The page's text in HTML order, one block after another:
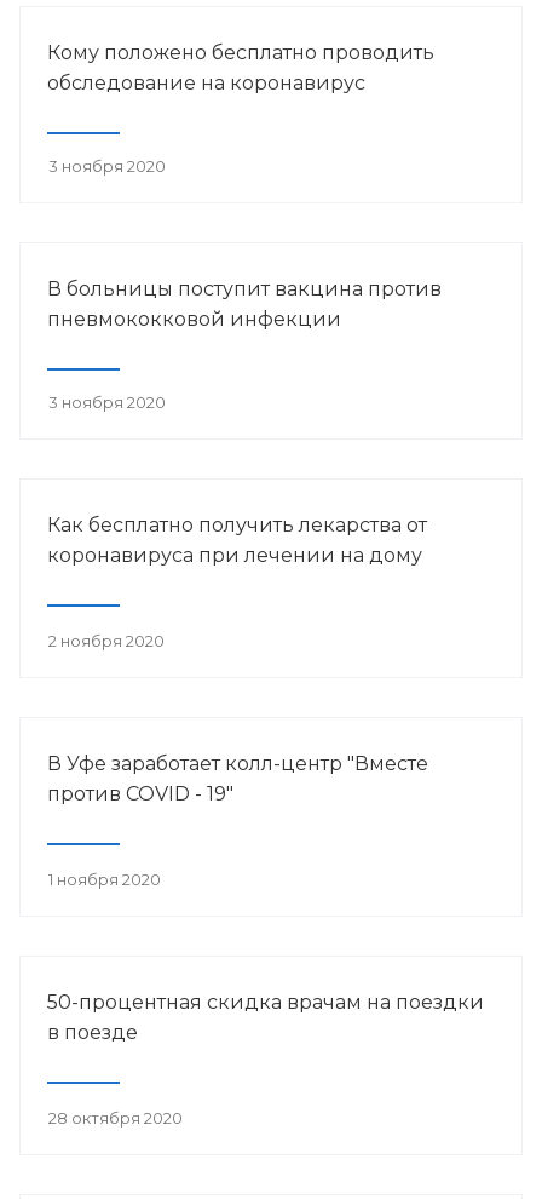
Кому положено бесплатно проводить
обследование на коронавирус
3 ноября 2020
В больницы поступит вакцина против
пневмококковой инфекции
3 ноября 2020
Как бесплатно получить лекарства от
коронавируса при лечении на дому
2 ноября 2020
В Уфе заработает колл-центр "Вместе
против COVID - 19"
1 ноября 2020
50-процентная скидка врачам на поездки
в поезде
28 октября 2020